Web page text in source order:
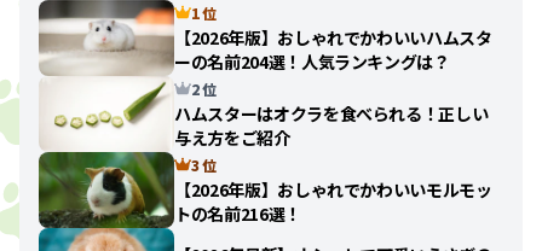
1 位
【2026年版】おしゃれでかわいいハムスタ
ーの名前204選！人気ランキングは？
2 位
ハムスターはオクラを食べられる！正しい
与え方をご紹介
3 位
【2026年版】おしゃれでかわいいモルモッ
トの名前216選！